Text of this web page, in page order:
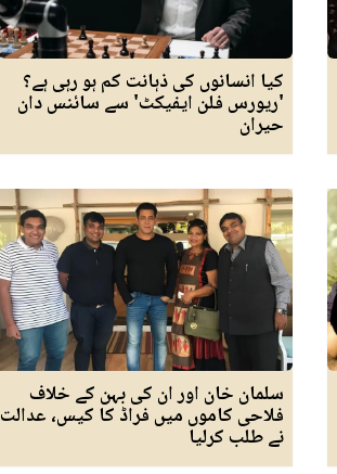
کیا انسانوں کی ذہانت کم ہو رہی ہے؟
'ریورس فلن ایفیکٹ' سے سائنس دان
حیران
سلمان خان اور ان کی بہن کے خلاف
فلاحی کاموں میں فراڈ کا کیس، عدالت
نے طلب کرلیا